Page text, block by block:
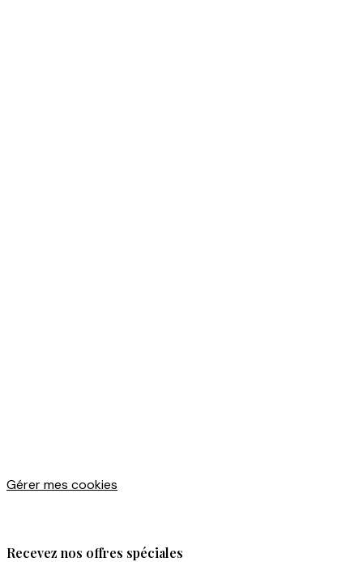
Gérer mes cookies
Recevez nos offres spéciales